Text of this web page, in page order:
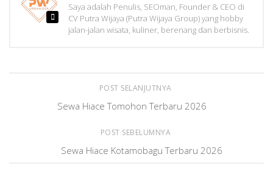
Saya adalah Penulis, SEOman, Founder & CEO di
CV Putra Wijaya (Putra Wijaya Group) yang hobby
jalan-jalan wisata, kuliner, berenang dan berbisnis.
POST SELANJUTNYA
Sewa Hiace Tomohon Terbaru 2026
POST SEBELUMNYA
Sewa Hiace Kotamobagu Terbaru 2026